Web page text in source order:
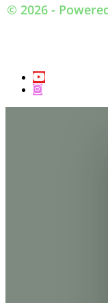
© 2026 -